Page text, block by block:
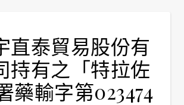
直泰貿易股份有
持有之「特拉佐
藥輸字第023474